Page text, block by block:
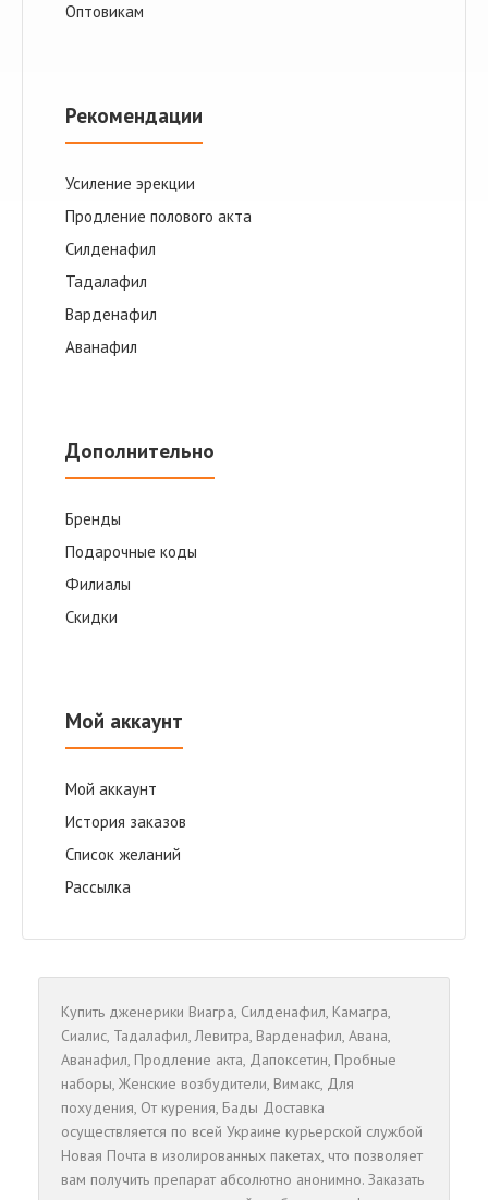
Оптовикам
Рекомендации
Усиление эрекции
Продление полового акта
Cилденафил
Тадалафил
Варденафил
Аванафил
Дополнительно
Бренды
Подарочные коды
Филиалы
Скидки
Мой аккаунт
Мой аккаунт
История заказов
Список желаний
Рассылка
Купить дженерики Виагра, Cилденафил, Камагра,
Сиалис, Тадалафил,Левитра, Варденафил, Авана,
Аванафил, Продление акта, Дапоксетин, Пробные
наборы, Женские возбудители, Вимакс, Для
похудения, От курения, Бады Доставка
осуществляется по всей Украине курьерской службой
Новая Почта в изолированных пакетах, что позволяет
вам получить препарат абсолютно анонимно. Заказать